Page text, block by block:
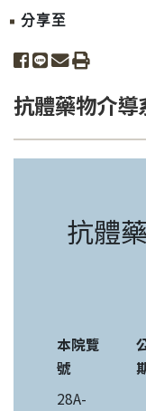
分享至
share to
share to line
share to
print
抗體藥物介
抗體
本院覽
號
28A-